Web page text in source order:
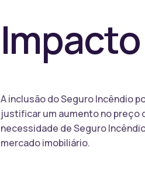
A inclusão do Seguro Incêndio
justificar um aumento no preço
necessidade de Seguro
mercado imobiliário.